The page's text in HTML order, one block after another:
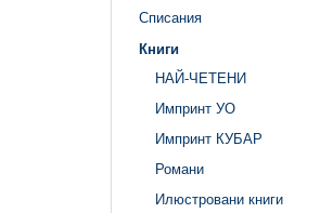
Списания
Книги
НАЙ-ЧЕТЕНИ
Импринт УО
Импринт КУБАР
Романи
Илюстровани книги